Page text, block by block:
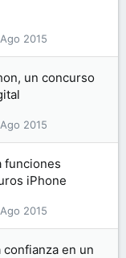
2015
un concurso
2015
funciones
iPhone
2015
en un